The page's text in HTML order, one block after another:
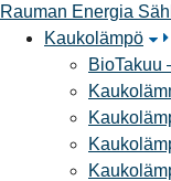
Rauman Energia
Kaukolämpö
BioTakuu